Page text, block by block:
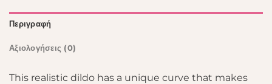
Περιγραφή
Αξιολογήσεις (0)
This realistic dildo has a unique curve that makes